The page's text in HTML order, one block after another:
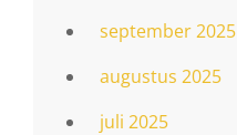
september 2025
augustus 2025
juli 2025